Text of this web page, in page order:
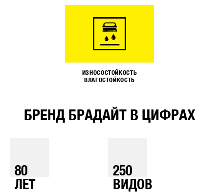
ИЗНОСОСТОЙКОСТЬ
ВЛАГОСТОЙКОСТЬ
БРЕНД БРАДАЙТ В ЦИФРАХ
80
ЛЕТ
250
ВИДОВ